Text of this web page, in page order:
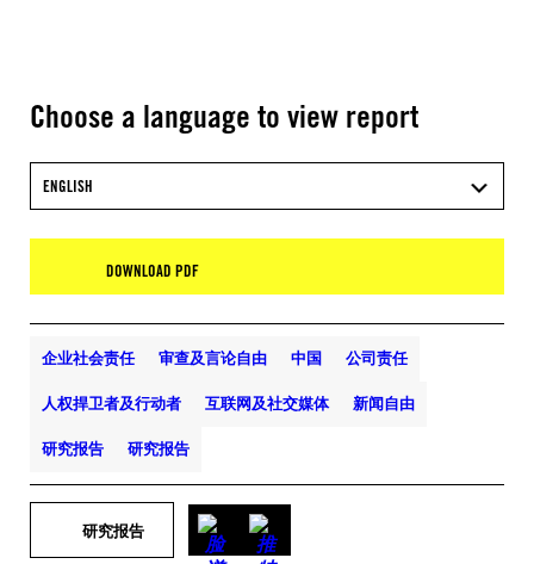
Choose a language to view report
ENGLISH
DOWNLOAD PDF
企业社会责任 审查及言论自由 中国 公司责任
人权捍卫者及行动者 互联网及社交媒体 新闻自由
研究报告 研究报告
研究报告